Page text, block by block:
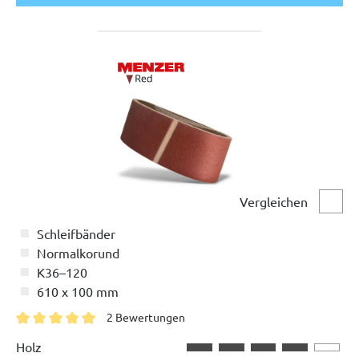
Vergleichen
Schleifbänder
Normalkorund
K36–120
610 x 100 mm
2 Bewertungen
Holz